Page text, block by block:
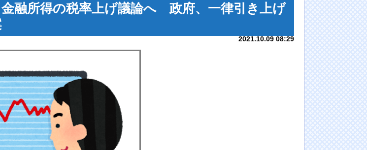
金融所得の税率上げ議論へ 政府、一律引き上げ
2021.10.09 08:29